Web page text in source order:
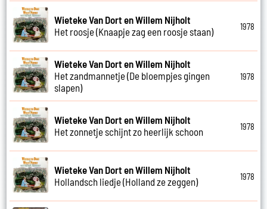
Wieteke Van Dort en Willem Nijholt
Het roosje (Knaapje zag een roosje staan)
1978
Wieteke Van Dort en Willem Nijholt
Het zandmannetje (De bloempjes gingen
slapen)
1978
Wieteke Van Dort en Willem Nijholt
Het zonnetje schijnt zo heerlijk schoon
1978
Wieteke Van Dort en Willem Nijholt
Hollandsch liedje (Holland ze zeggen)
1978